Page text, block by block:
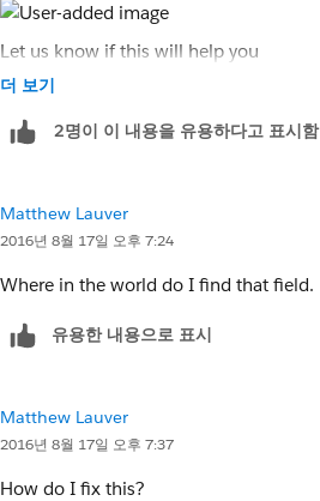
Let us know if this will help you
더 보기
2명이 이 내용을 유용하다고 표시함
Matthew Lauver
2016년 8월 17일 오후 7:24
Where in the world do I find that field.
유용한 내용으로 표시
Matthew Lauver
2016년 8월 17일 오후 7:37
How do I fix this?